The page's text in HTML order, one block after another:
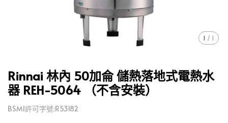
1 / 1
Rinnai 林內 50加侖 儲熱落地式電熱水
器 REH-5064 （不含安裝）
BSMI許可字號:R53182